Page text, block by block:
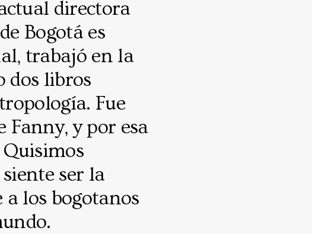
directora
Bogotá es
trabajó en la
dos libros
Fue
y por esa
ser la
los bogotanos